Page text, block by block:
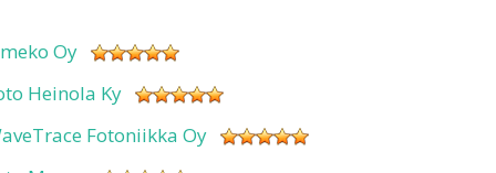
Oy
Heinola Ky
Fotoniikka Oy